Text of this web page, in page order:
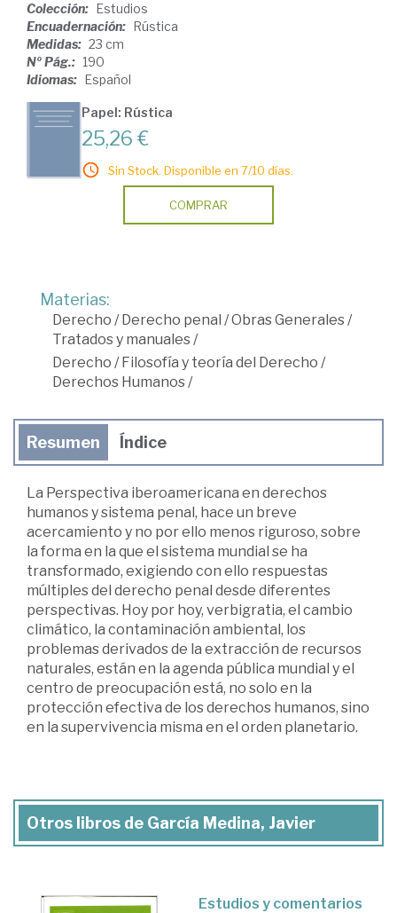
Colección: Estudios
Encuadernación: Rústica
Medidas: 23 cm
Nº Pág.: 190
Idiomas: Español
Papel: Rústica
25,26 €
Sin Stock. Disponible en 7/10 días.
COMPRAR
Materias:
Derecho / Derecho penal /Obras Generales/
Tratados y manuales/
Derecho / Filosofía y teoría del Derecho /
Derechos Humanos/
Resumen Índice
La Perspectiva iberoamericana en derechos
humanos y sistema penal, hace un breve
acercamiento y no por ello menos riguroso, sobre
la forma en la que el sistema mundial se ha
transformado, exigiendo con ello respuestas
múltiples del derecho penal desde diferentes
perspectivas. Hoy por hoy, verbigratia, el cambio
climático, la contaminación ambiental, los
problemas derivados de la extracción de recursos
naturales, están en la agenda pública mundial y el
centro de preocupación está, no solo en la
protección efectiva de los derechos humanos, sino
en la supervivencia misma en el orden planetario.
Otros libros de García Medina, Javier
Estudios y comentarios